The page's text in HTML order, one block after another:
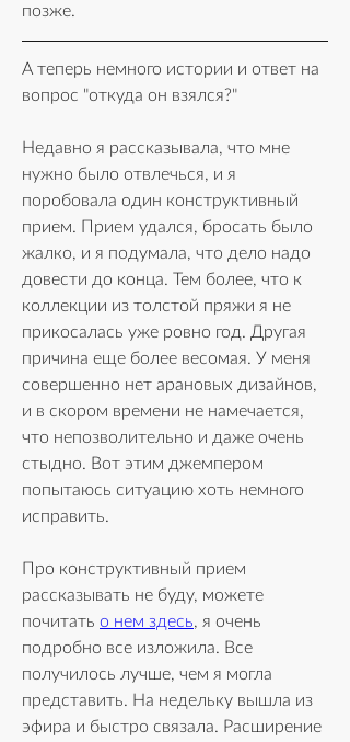
позже.
А теперь немного истории и ответ на
вопрос "откуда он взялся?"
Недавно я рассказывала, что мне
нужно было отвлечься, и я
поробовала один конструктивный
прием. Прием удался, бросать было
жалко, и я подумала, что дело надо
довести до конца. Тем более, что к
коллекции из толстой пряжи я не
прикосалась уже ровно год. Другая
причина еще более весомая. У меня
совершенно нет арановых дизайнов,
и в скором времени не намечается,
что непозволительно и даже очень
стыдно. Вот этим джемпером
попытаюсь ситуацию хоть немного
исправить.
Про конструктивный прием
рассказывать не буду, можете
почитать о нем здесь, я очень
подробно все изложила. Все
получилось лучше, чем я могла
представить. На недельку вышла из
эфира и быстро связала. Расширение